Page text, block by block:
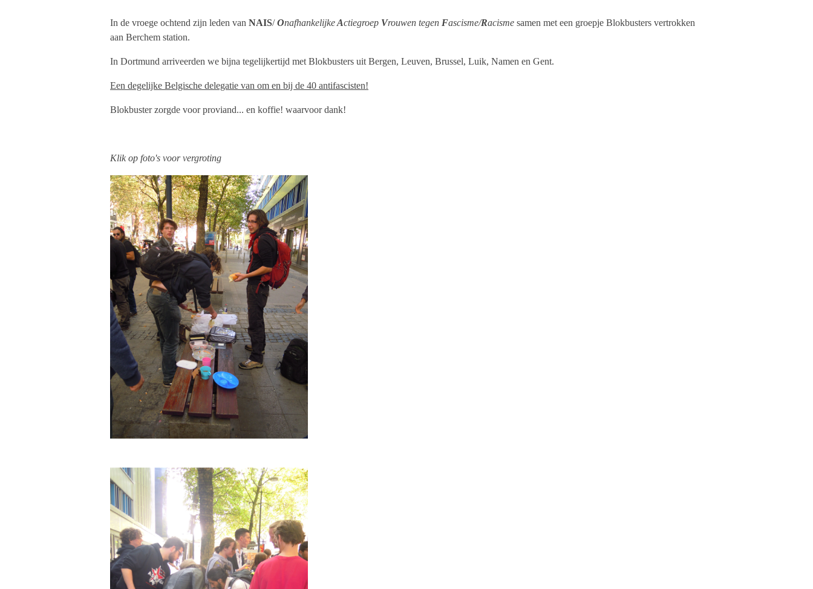
In de vroege ochtend zijn leden van NAIS/OnafhankelijkeActiegroep Vrouwen tegen Fascisme/Racisme samen met een groepje Blokbusters vertrokken
aan Berchem station.
In Dortmund arriveerden we bijna tegelijkertijd met Blokbusters uit Bergen, Leuven, Brussel, Luik, Namen en Gent.
Een degelijke Belgische delegatie van om en bij de 40 antifascisten!
Blokbuster zorgde voor proviand... en koffie! waarvoor dank!
Klik op foto's voor vergroting